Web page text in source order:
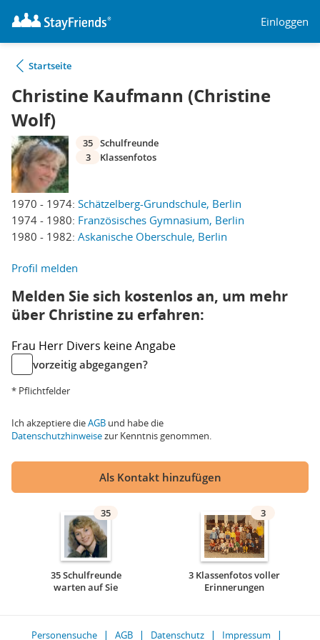
Einloggen
Startseite
Christine Kaufmann (Christine
Wolf)
1970 - 1974: Schätzelberg-Grundschule, Berlin
1974 - 1980: Französisches Gymnasium, Berlin
1980 - 1982: Askanische Oberschule, Berlin
35 Schulfreunde
3
Klassenfotos
Profil melden
Melden Sie sich kostenlos an, um mehr
über Christine zu erfahren:
Frau Herr Divers keine Angabe
vorzeitig abgegangen?
* Pflichtfelder
Ich akzeptiere dieAGB und habe die
Datenschutzhinweisezur Kenntnis genommen.
Als Kontakt hinzufügen
35
35 Schulfreunde
warten auf Sie
3
3 Klassenfotos voller
Erinnerungen
Personensuche AGB Datenschutz Impressum